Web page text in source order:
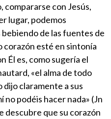
compararse con Jesús,
lugar, podemos
de las fuentes de
corazón esté en sintonía
Él es, como sugería el
«el alma de todo
dijo claramente a sus
no podéis hacer nada» (Jn
descubre que su corazón